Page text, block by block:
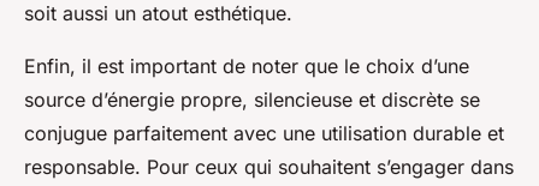
soit aussi un atout esthétique.
Enfin, il est important de noter que le choix d’une
source d’énergie propre, silencieuse et discrète se
conjugue parfaitement avec une utilisation durable et
responsable. Pour ceux qui souhaitent s’engager dans